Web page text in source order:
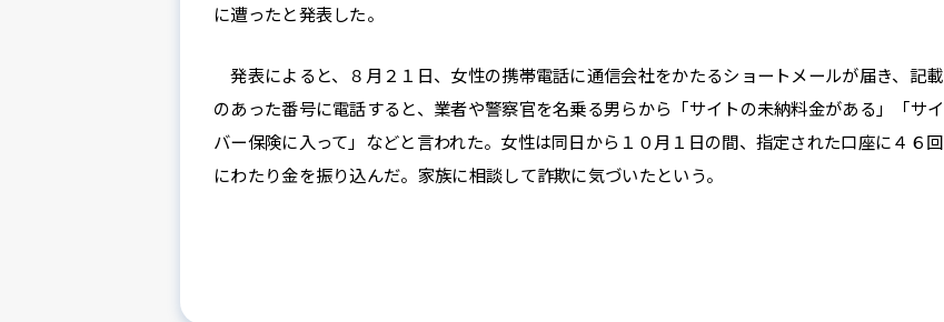
に遭ったと発表した。
発表によると、８月２１日、女性の携帯電話に通信会社をかたるショートメールが届き、記載
のあった番号に電話すると、業者や警察官を名乗る男らから「サイトの未納料金がある」「サイ
バー保険に入って」などと言われた。女性は同日から１０月１日の間、指定された口座に４６回
にわたり金を振り込んだ。家族に相談して詐欺に気づいたという。